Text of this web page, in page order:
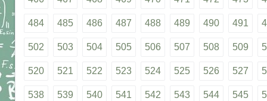
484 485 486 487 488 489 490 491
502 503 504 505 506 507 508 509
520 521 522 523 524 525 526 527
538 539 540 541 542 543 544 545